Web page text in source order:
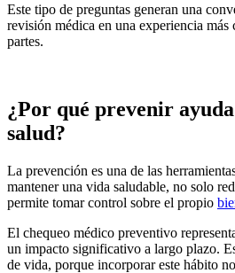
Este tipo de preguntas generan una
revisión médica en una experiencia
partes.
¿Por qué prevenir
salud?
La prevención es una de las
mantener una vida saludable, no solo
permite tomar control sobre el propio
El chequeo médico preventivo
un impacto significativo a largo plazo.
de vida, porque incorporar este hábito